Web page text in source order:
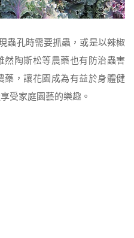
孔時需要抓蟲，或是以辣椒
然陶斯松等農藥也有防治蟲害
藥，讓花園成為有益於身體健
受家庭園藝的樂趣。